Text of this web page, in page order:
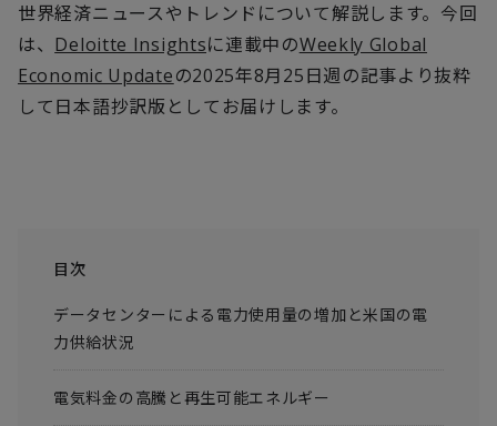
世界経済ニュースやトレンドについて解説します。今回
は、 Deloitte Insightsに連載中のWeekly Global
Economic Updateの2025年8月25日週の記事より抜粋
して日本語抄訳版としてお届けします。
目次
データセンターによる電力使用量の増加と米国の電
力供給状況
電気料金の高騰と再生可能エネルギー